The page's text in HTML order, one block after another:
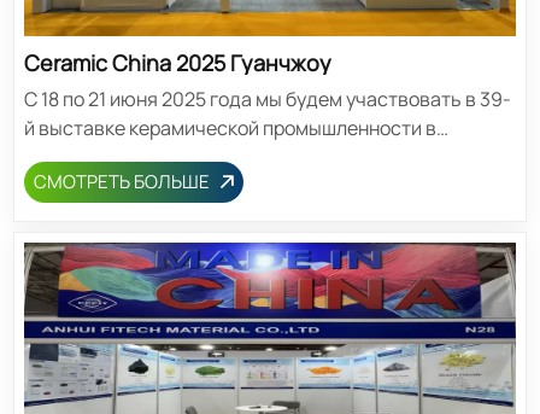
Ceramic China 2025 Гуанчжоу
С 18 по 21 июня 2025 года мы будем участвовать в 39-
й выставке керамической промышленности в
Гуанчжоу. Приглашаем вас посетить наш стенд.
Выставочный центр: Зона А, павильон Кантонской
18-21 июня 2025 г. Адрес: № 382, ​​улица Юэцзянчжун,
район Хайчжу, Гуанчжоу, Китай Время публикации: 13
марта 2025 г.
СМОТРЕТЬ БОЛЬШЕ